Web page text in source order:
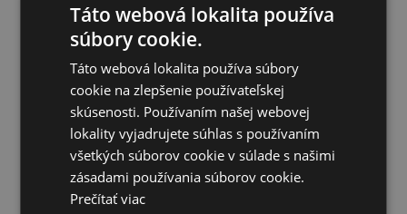
Táto webová lokalita používa
súbory cookie.
Táto webová lokalita používa súbory
cookie na zlepšenie používateľskej
skúsenosti. Používaním našej webovej
lokality vyjadrujete súhlas s používaním
všetkých súborov cookie v súlade s našimi
zásadami používania súborov cookie.
Prečítať viac